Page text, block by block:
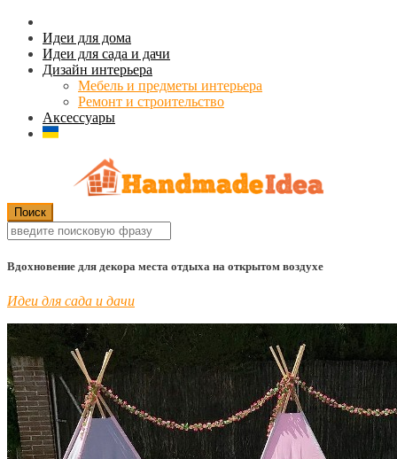
Идеи для дома
Идеи для сада и дачи
Дизайн интерьера
Мебель и предметы интерьера
Ремонт и строительство
Аксессуары
Вдохновение для декора места отдыха на открытом воздухе
Идеи для сада и дачи